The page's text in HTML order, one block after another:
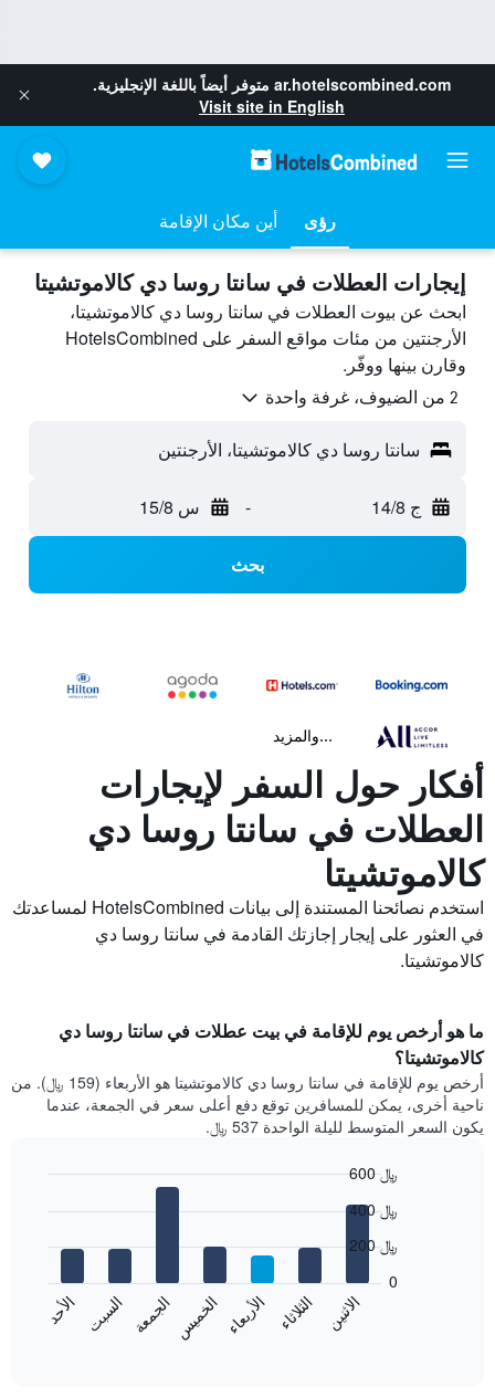
ar.hotelscombined.com متوفر أيضاً باللغة الإنجليزية.
Visit site in English
رؤى أين مكان الإقامة
إيجارات العطلات في سانتا روسا دي كالاموتشيتا
ابحث عن بيوت العطلات في سانتا روسا دي كالاموتشيتا،
الأرجنتين من مئات مواقع السفر على HotelsCombined
وقارن بينها ووفّر.
2 من الضيوف، غرفة واحدة
سانتا روسا دي كالاموتشيتا، الأرجنتين
ج 14/8 - س 15/8
بحث
...والمزيد
أفكار حول السفر لإيجارات
العطلات في سانتا روسا دي
كالاموتشيتا
استخدم نصائحنا المستندة إلى بيانات HotelsCombined لمساعدتك
في العثور على إيجار إجازتك القادمة في سانتا روسا دي
كالاموتشيتا.
ما هو أرخص يوم للإقامة في بيت عطلات في سانتا روسا دي
كالاموتشيتا؟
أرخص يوم للإقامة في سانتا روسا دي كالاموتشيتا هو الأربعاء (159 ﷼). من
ناحية أخرى، يمكن للمسافرين توقع دفع أعلى سعر في الجمعة، عندما
يكون السعر المتوسط لليلة الواحدة 537 ﷼.
الاثنين الثلاثاء الأربعاء الخميسالجمعة السبت الأحد
0
200 ﷼
400 ﷼
600 ﷼